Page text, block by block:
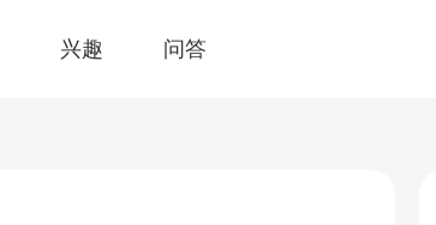
兴趣 问答